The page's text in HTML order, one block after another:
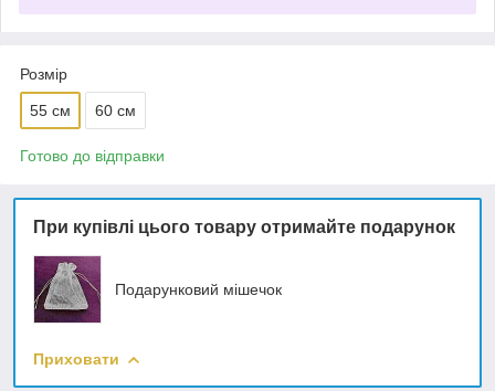
Розмір
55 см 60 см
Готово до відправки
При купівлі цього товару отримайте подарунок
Подарунковий мішечок
Приховати